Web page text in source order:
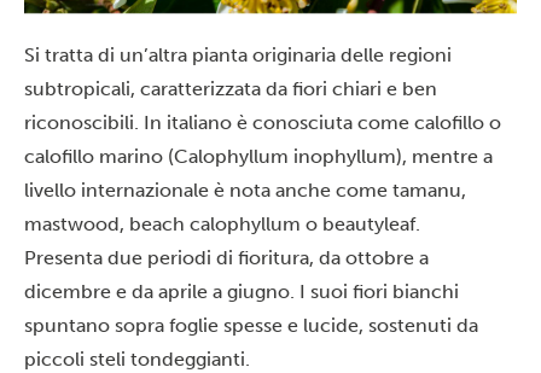
Si tratta di un’altra pianta originaria delle regioni
subtropicali, caratterizzata da fiori chiari e ben
riconoscibili. In italiano è conosciuta come calofillo o
calofillo marino (Calophyllum inophyllum), mentre a
livello internazionale è nota anche come tamanu,
mastwood, beach calophyllum o beautyleaf.
Presenta due periodi di fioritura, da ottobre a
dicembre e da aprile a giugno. I suoi fiori bianchi
spuntano sopra foglie spesse e lucide, sostenuti da
piccoli steli tondeggianti.